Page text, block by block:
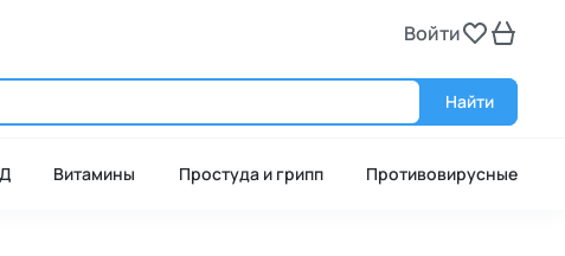
Войти
Найти
Витамины Простуда и грипп Противовирусные